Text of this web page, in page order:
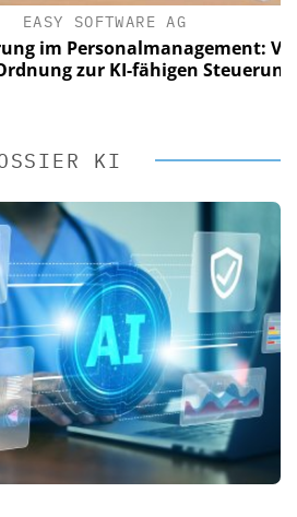
SOFTWARE AG
Personalmanagement: Von
zur KI-fähigen Steuerung
KI